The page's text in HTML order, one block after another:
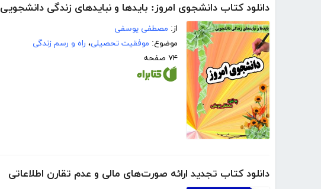
دانلود کتاب دانشجوی امروز: بایدها و نبایدهای زندگی دانشجویی
از: مصطفی یوسفی
موضوع: موفقیت تحصیلی، راه و رسم زندگی
۷۴ صفحه
دانلود کتاب تجدید ارائه صورت‌های مالی و عدم تقارن اطلاعاتی